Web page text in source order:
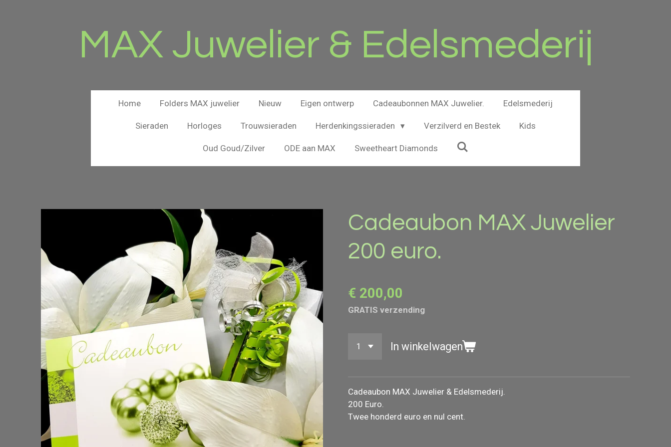
MAX Juwelier & Edelsmederij
Home Folders MAX juwelier Nieuw Eigen ontwerp Cadeaubonnen MAX Juwelier. Edelsmederij
Sieraden Horloges Trouwsieraden Herdenkingssieraden Verzilverd en Bestek Kids
Oud Goud/Zilver ODE aan MAX Sweetheart Diamonds
Cadeaubon MAX Juwelier
200 euro.
€ 200,00
GRATIS verzending
In winkelwagen
Cadeaubon MAX Juwelier & Edelsmederij.
200 Euro.
Twee honderd euro en nul cent.